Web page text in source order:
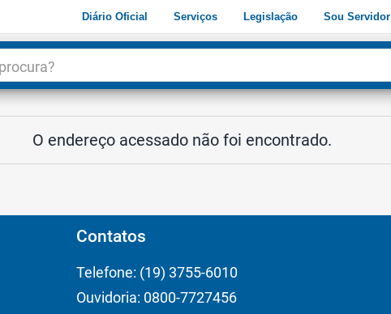
Diário Oficial Serviços Legislação Sou Servidor
O endereço acessado não foi encontrado.
Contatos
Telefone: (19) 3755-6010
Ouvidoria: 0800-7727456